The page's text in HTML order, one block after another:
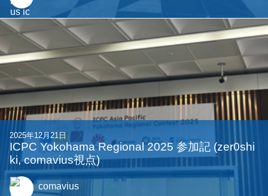
2025年12月21日
ICPC Yokohama Regional 2025 参加記 (zer0shi
ki, comavius視点)
comavius